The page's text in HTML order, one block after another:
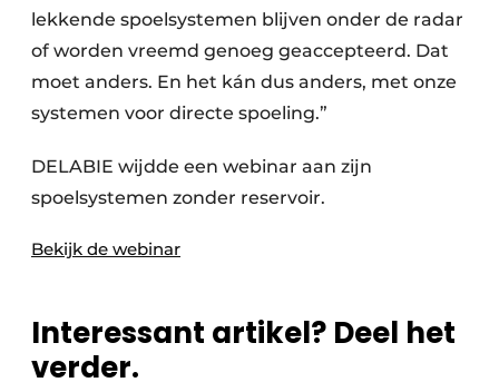
lekkende spoelsystemen blijven onder de radar
of worden vreemd genoeg geaccepteerd. Dat
moet anders. En het kán dus anders, met onze
systemen voor directe spoeling.”
DELABIE wijdde een webinar aan zijn
spoelsystemen zonder reservoir.
Bekijk de webinar
Interessant artikel? Deel het
verder.